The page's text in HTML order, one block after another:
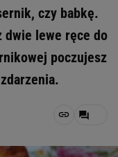
czy babkę.
dwie lewe ręce do
poczujesz